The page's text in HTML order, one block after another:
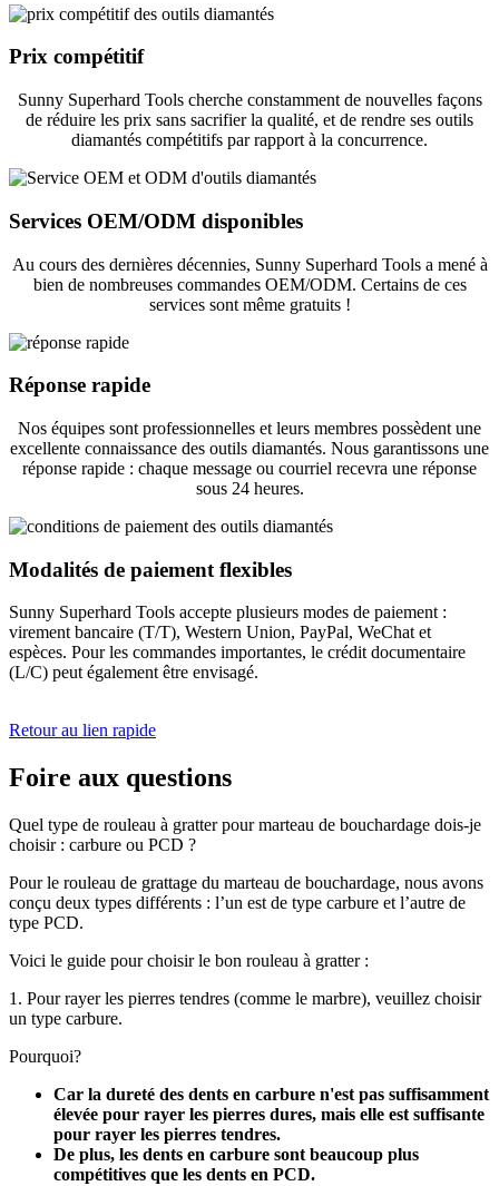
Prix ​​compétitif
Sunny Superhard Tools cherche constamment de nouvelles façons
de réduire les prix sans sacrifier la qualité, et de rendre ses outils
diamantés compétitifs par rapport à la concurrence.
Services OEM/ODM disponibles
Au cours des dernières décennies, Sunny Superhard Tools a mené à
bien de nombreuses commandes OEM/ODM. Certains de ces
services sont même gratuits !
Réponse rapide
Nos équipes sont professionnelles et leurs membres possèdent une
excellente connaissance des outils diamantés. Nous garantissons une
réponse rapide : chaque message ou courriel recevra une réponse
sous 24 heures.
Modalités de paiement flexibles
Sunny Superhard Tools accepte plusieurs modes de paiement :
virement bancaire (T/T), Western Union, PayPal, WeChat et
espèces. Pour les commandes importantes, le crédit documentaire
(L/C) peut également être envisagé.
Retour au lien rapide
Foire aux questions
Quel type de rouleau à gratter pour marteau de bouchardage dois-je
choisir : carbure ou PCD ?
Pour le rouleau de grattage du marteau de bouchardage, nous avons
conçu deux types différents : l’un est de type carbure et l’autre de
type PCD.
Voici le guide pour choisir le bon rouleau à gratter :
1. Pour rayer les pierres tendres (comme le marbre), veuillez choisir
un type carbure.
Pourquoi?
Car la dureté des dents en carbure n'est pas suffisamment
élevée pour rayer les pierres dures, mais elle est suffisante
pour rayer les pierres tendres.
De plus, les dents en carbure sont beaucoup plus
compétitives que les dents en PCD.